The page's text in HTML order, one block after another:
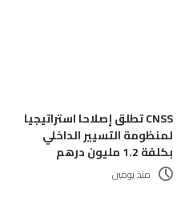
CNSS تطلق إصلاحا استراتيجيا
لمنظومة التسيير الداخلي
بكلفة 1.2 مليون درهم
منذ يومين